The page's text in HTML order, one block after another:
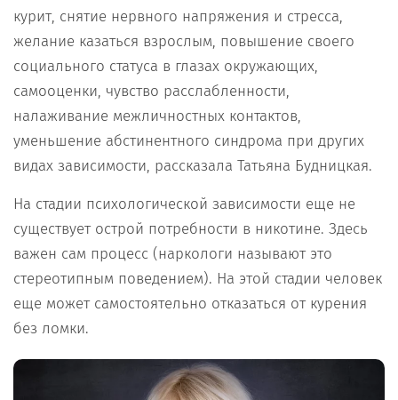
курит, снятие нервного напряжения и стресса,
желание казаться взрослым, повышение своего
социального статуса в глазах окружающих,
самооценки, чувство расслабленности,
налаживание межличностных контактов,
уменьшение абстинентного синдрома при других
видах зависимости, рассказала Татьяна Будницкая.
На стадии психологической зависимости еще не
существует острой потребности в никотине. Здесь
важен сам процесс (наркологи называют это
стереотипным поведением). На этой стадии человек
еще может самостоятельно отказаться от курения
без ломки.